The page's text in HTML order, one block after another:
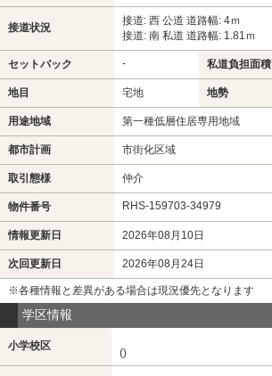
接道状況
接道: 西 公道 道路幅: 4ｍ
接道: 南 私道 道路幅: 1.81ｍ
セットバック - 私道負担面積
地目 宅地 地勢
用途地域 第一種低層住居専用地域
都市計画 市街化区域
取引態様 仲介
物件番号 RHS-159703-34979
情報更新日 2026年08月10日
次回更新日 2026年08月24日
※各種情報と差異がある場合は現況優先となります
学区情報
小学校区
()